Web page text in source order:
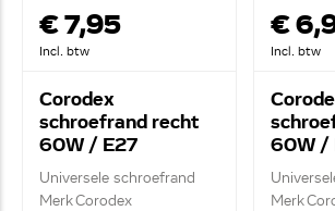
€ 7,95
Incl. btw
Corodex
schroefrand recht
60W / E27
Universele schroefrand
Merk Corodex
€
Incl. btw
60W /
Merk